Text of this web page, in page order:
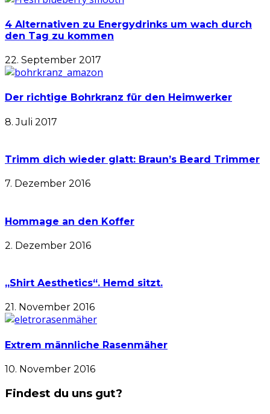
4 Alternativen zu Energydrinks um wach durch
den Tag zu kommen
22. September 2017
Der richtige Bohrkranz für den Heimwerker
8. Juli 2017
Trimm dich wieder glatt: Braun’s Beard Trimmer
7. Dezember 2016
Hommage an den Koffer
2. Dezember 2016
„Shirt Aesthetics“. Hemd sitzt.
21. November 2016
Extrem männliche Rasenmäher
10. November 2016
Findest du uns gut?